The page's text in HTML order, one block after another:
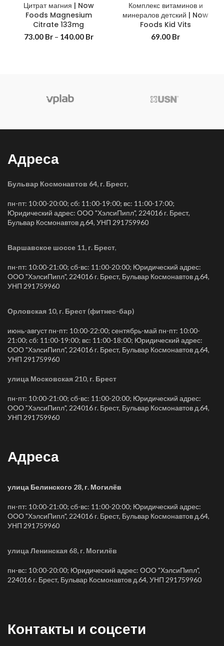
Цитрат магния | Now
Foods Magnesium
Citrate 133mg
73.00 Br– 140.00 Br
Комплекс витаминов и
минералов детский | Now
Foods Kid Vits
69.00 Br
Адреса
Бульвар Космонавтов 64, г. Брест,
пн-пт: 10:00-20:00; сб: 11:00-19:00; вс: 11:00-17:00;
Юридический адрес: ООО "ХэлсиПипл", 224016 г. Брест,
Бульвар Космонавтов д.64, УНП 291759960
Варшавское шоссе 11, г. Брест,
пн-пт: 10:00-21:00; сб-вс: 11:00-20:00; Юридический адрес:
ООО "ХэлсиПипл", 224016 г. Брест, Бульвар Космонавтов д.64,
УНП 291759960
Орловская 10, г. Брест (фитнес-бар)
июнь-август пн-пт: 10:00-22:00; сентябрь-май пн-пт: 10:00-
21:00; сб: 11:00-19:00; вс: 11:00-18:00; Юридический адрес:
ООО "ХэлсиПипл", 224016 г. Брест, Бульвар Космонавтов д.64,
УНП 291759960
улица Московская 210, г. Брест
пн-пт: 10:00-21:00; сб-вс: 11:00-20:00; Юридический адрес:
ООО "ХэлсиПипл", 224016 г. Брест, Бульвар Космонавтов д.64,
УНП 291759960
Адреса
улица Белинского 28, г. Могилёв
пн-пт: 10:00-21:00; сб-вс: 11:00-20:00; Юридический адрес:
ООО "ХэлсиПипл", 224016 г. Брест, Бульвар Космонавтов д.64,
УНП 291759960
улица Ленинская 68, г. Могилёв
пн-вс: 10:00-20:00; Юридический адрес: ООО "ХэлсиПипл",
224016 г. Брест, Бульвар Космонавтов д.64, УНП 291759960
Контакты и соцсети